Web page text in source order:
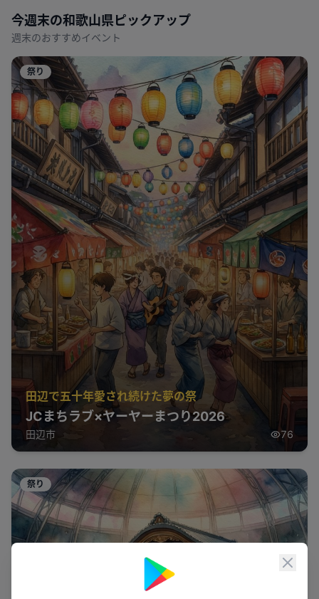
閉じ
今週末の和歌山県 ピックアップ
週末のおすすめイベント
祭り
田辺で五十年愛され続けた夢の祭
JCまちラブ×ヤーヤーまつり2026
田辺市 76
祭り